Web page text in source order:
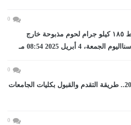
0
بيطرى الأقصر.. ضبط ١٨٥ كيلو جرام لحوم مذبوحة خارج
4 أبريل 2025 08:54 مـ
0
تنسيق الجامعات 2026.. طريقة التقدم والقبول بكليات الجامعات
0